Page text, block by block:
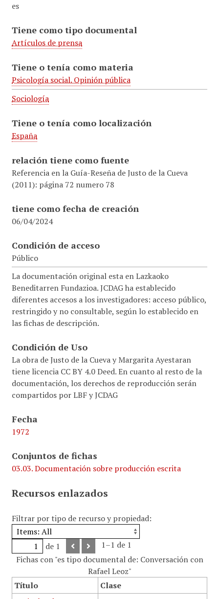
es
Tiene como tipo documental
Artículos de prensa
Tiene o tenía como materia
Psicología social. Opinión pública
Sociología
Tiene o tenía como localización
España
relación tiene como fuente
Referencia en la Guía-Reseña de Justo de la Cueva
(2011): página 72 numero 78
tiene como fecha de creación
06/04/2024
Condición de acceso
Público
La documentación original esta en Lazkaoko
Beneditarren Fundazioa. JCDAG ha establecido
diferentes accesos a los investigadores: acceso público,
restringido y no consultable, según lo establecido en
las fichas de descripción.
Condición de Uso
La obra de Justo de la Cueva y Margarita Ayestaran
tiene licencia CC BY 4.0 Deed. En cuanto al resto de la
documentación, los derechos de reproducción serán
compartidos por LBF y JCDAG
Fecha
1972
Conjuntos de fichas
03.03. Documentación sobre producción escrita
Recursos enlazados
Filtrar por tipo de recurso y propiedad:
de 1
1–1 de 1
Fichas con "es tipo documental de: Conversación con
Rafael Leoz"
Título
Clase